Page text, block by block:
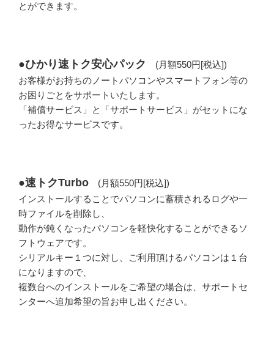
とができます。
●ひかり速トク安心パック
(月額550円[税込])
お客様がお持ちのノートパソコンやスマートフォン等の
お困りごとをサポートいたします。
「補償サービス」と「サポートサービス」がセットにな
ったお得なサービスです。
●速トクTurbo (月額550円[税込])
インストールすることでパソコンに蓄積されるログや一
時ファイルを削除し、
動作が鈍くなったパソコンを軽快化することができるソ
フトウェアです。
シリアルキー１つに対し、ご利用頂けるパソコンは１台
になりますので、
複数台へのインストールをご希望の場合は、サポートセ
ンターへ追加希望の旨お申し出ください。